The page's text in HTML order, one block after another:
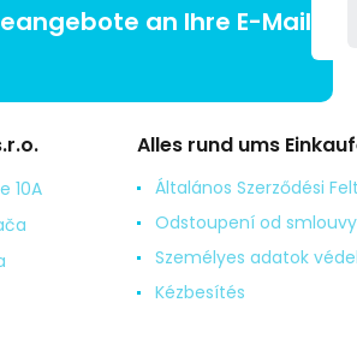
an Ihre E-Mail
10A
Alles rund ums
Általános Szerződési
Odstoupení od smlouvy
Személyes adatok
Kézbesítés